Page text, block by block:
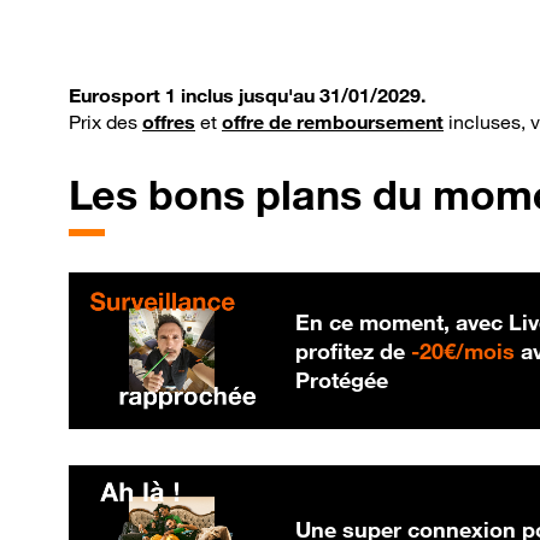
Eurosport 1 inclus jusqu'au 31/01/2029.
Prix des offres et offre de remboursement incluses,
Les bons plans du
En ce moment, avec
profitez de -20€/mois
Protégée
Une super connexion